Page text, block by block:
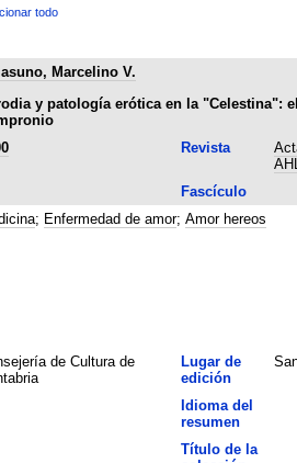
todo
Marcelino V.
y patología erótica en la "Celestina":
Revista
Fascículo
; Enfermedad de amor; Amor hereos
de Cultura de
Lugar de
edición
Idioma del
resumen
Título de la